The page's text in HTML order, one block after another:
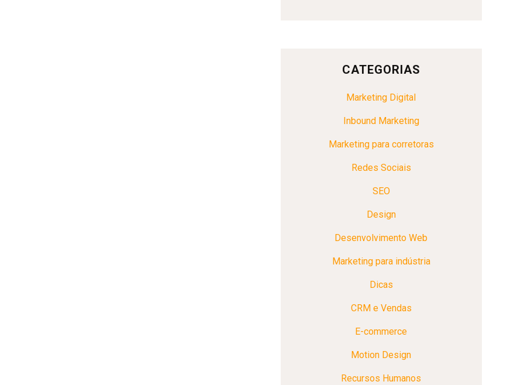
CATEGORIAS
Marketing Digital
Inbound Marketing
Marketing para corretoras
Redes Sociais
SEO
Design
Desenvolvimento Web
Marketing para indústria
Dicas
CRM e Vendas
E-commerce
Motion Design
Recursos Humanos